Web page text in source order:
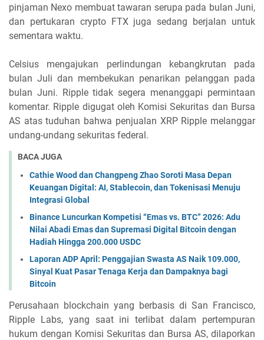
pinjaman Nexo membuat tawaran serupa pada bulan Juni,
dan pertukaran crypto FTX juga sedang berjalan untuk
sementara waktu.
Celsius mengajukan perlindungan kebangkrutan pada
bulan Juli dan membekukan penarikan pelanggan pada
bulan Juni. Ripple tidak segera menanggapi permintaan
komentar. Ripple digugat oleh Komisi Sekuritas dan Bursa
AS atas tuduhan bahwa penjualan XRP Ripple melanggar
undang-undang sekuritas federal.
BACA JUGA
Cathie Wood dan Changpeng Zhao Soroti Masa Depan
Keuangan Digital: AI, Stablecoin, dan Tokenisasi Menuju
Integrasi Global
Binance Luncurkan Kompetisi “Emas vs. BTC” 2026: Adu
Nilai Abadi Emas dan Supremasi Digital Bitcoin dengan
Hadiah Hingga 200.000 USDC
Laporan ADP April: Penggajian Swasta AS Naik 109.000,
Sinyal Kuat Pasar Tenaga Kerja dan Dampaknya bagi
Bitcoin
Perusahaan blockchain yang berbasis di San Francisco,
Ripple Labs, yang saat ini terlibat dalam pertempuran
hukum dengan Komisi Sekuritas dan Bursa AS, dilaporkan